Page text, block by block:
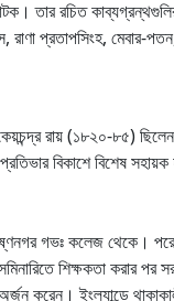
তার রচিত
প্রতাপসিংহ, মেবার-
রায় (১৮২০-৮৫)
বিকাশে বিশেষ
গভঃ কলেজ থেকে।
শিক্ষকতা করার পর
করেন। ইংল্যান্ডে